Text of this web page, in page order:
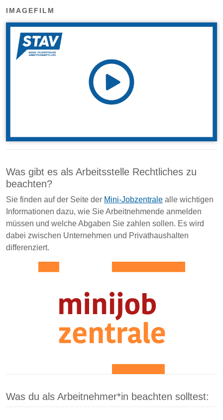
IMAGEFILM
Was gibt es als Arbeitsstelle Rechtliches zu
beachten?
Sie finden auf der Seite der Mini-Jobzentrale alle wichtigen
Informationen dazu, wie Sie Arbeitnehmende anmelden
müssen und welche Abgaben Sie zahlen sollen. Es wird
dabei zwischen Unternehmen und Privathaushalten
differenziert.
Was du als Arbeitnehmer*in beachten solltest: